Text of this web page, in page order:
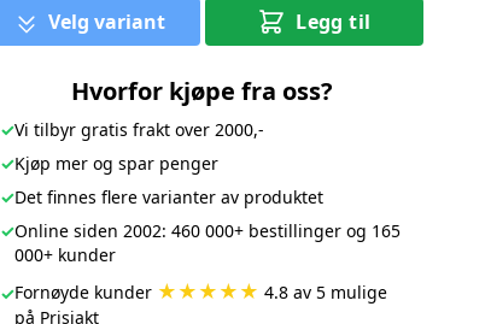
Velg variant Legg til
Hvorfor kjøpe fra oss?
✓Vi tilbyr gratis frakt over 2000,-
✓Kjøp mer og spar penger
✓Det finnes flere varianter av produktet
✓Online siden 2002: 460 000+ bestillinger og 165
000+ kunder
✓Fornøyde kunder ★★★★★ 4.8 av 5 mulige
på Prisjakt